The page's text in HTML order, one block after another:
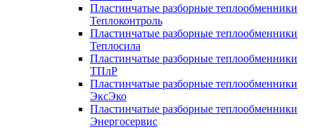
Пластинчатые разборные теплообменники
Теплоконтроль
Пластинчатые разборные теплообменники
Теплосила
Пластинчатые разборные теплообменники
ТПлР
Пластинчатые разборные теплообменники
ЭксЭко
Пластинчатые разборные теплообменники
Энергосервис